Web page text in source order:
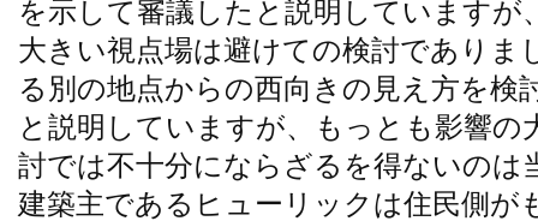
を示して審議したと説明していますが
大きい視点場は避けての検討でありま
る別の地点からの西向きの見え方を検
と説明していますが、もっとも影響の
討では不十分にならざるを得ないのは
建築主であるヒューリックは住民側が